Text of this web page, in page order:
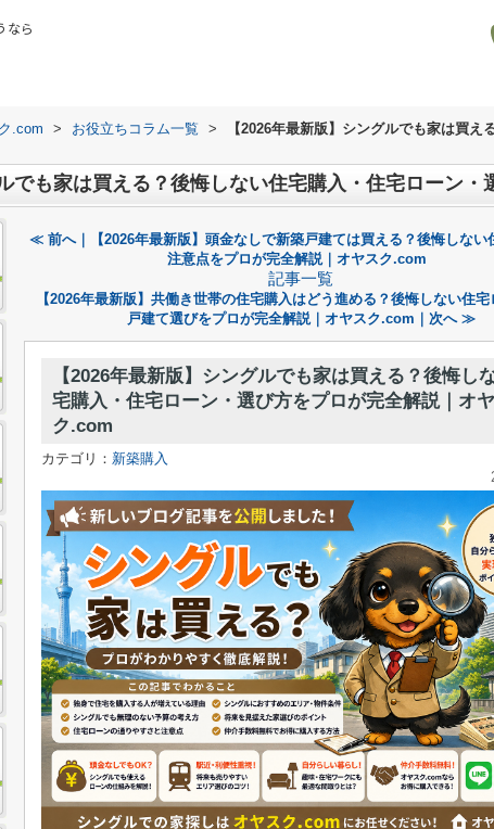
なら
.com > お役立ちコラム一覧 >
【2026年最新版】シングルでも家は買
≪ 前へ｜【2026年最新版】頭金なしで新築戸建ては買える？後悔しない
注意点をプロが完全解説｜オヤスク.com
記事一覧
【2026年最新版】共働き世帯の住宅購入はどう進める？後悔しない住
戸建て選びをプロが完全解説｜オヤスク.com｜次へ ≫
【2026年最新版】シングルでも家は買える？後悔し
宅購入・住宅ローン・選び方をプロが完全解説｜オ
ク.com
カテゴリ： 新築購入